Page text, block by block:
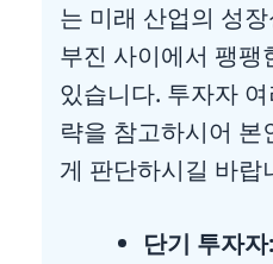
는 미래 산업의 성
부진 사이에서 팽팽
있습니다. 투자자
략을 참고하시어
게 판단하시길 바랍
단기 투자자: